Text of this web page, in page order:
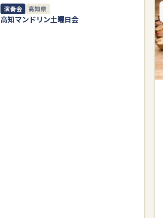
6月
26
演奏会 高知県
高知マンドリン土曜日会